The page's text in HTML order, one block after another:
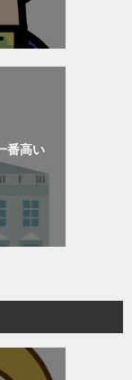
番高い